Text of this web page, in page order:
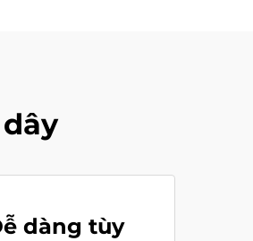
dàng tùy